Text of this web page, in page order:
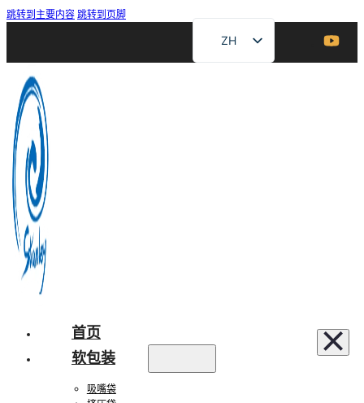
跳转到主要内容跳转到页脚
ZH
EN
首页
软包装
吸嘴袋